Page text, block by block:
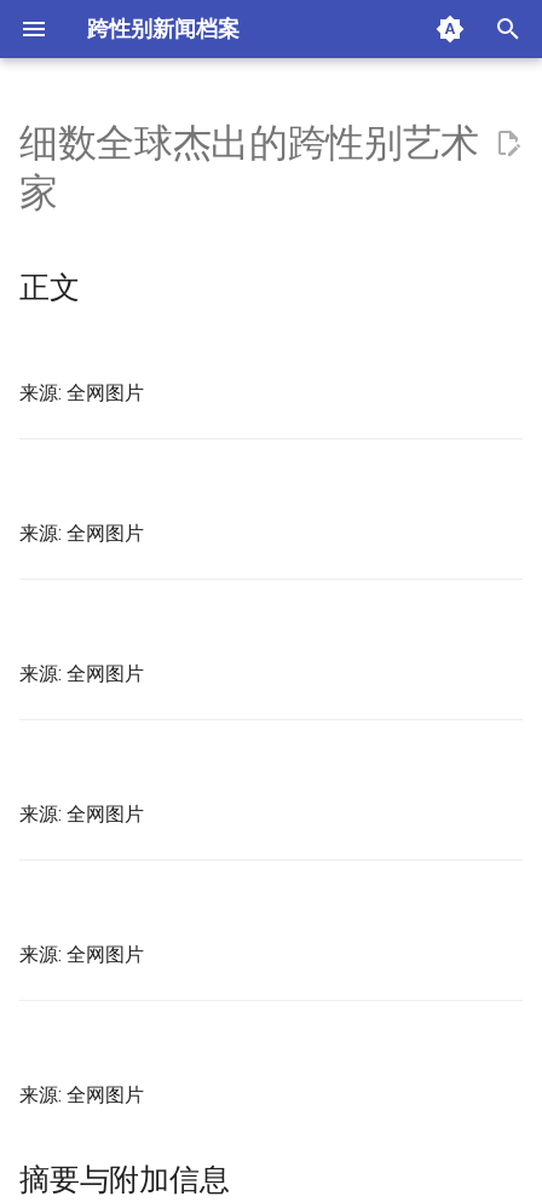
跨性别新闻档案
y
e
o
t
i
正文
附加信息 [Processed Page
细数全球杰出的跨性别艺术
家
正文
来源: 全网图片
来源: 全网图片
来源: 全网图片
来源: 全网图片
来源: 全网图片
来源: 全网图片
摘要与附加信息